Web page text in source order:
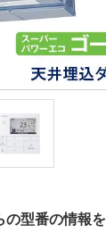
の型番の情報を